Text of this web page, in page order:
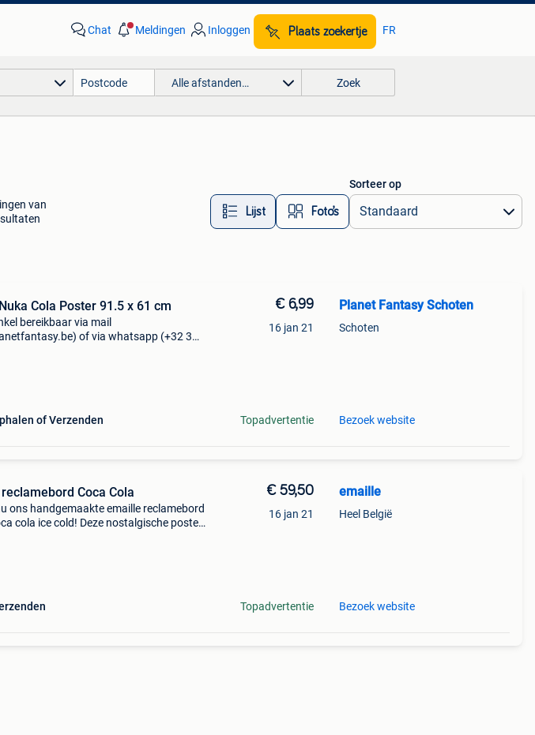
Chat Meldingen Inloggen Plaats zoekertje FR
Alle afstanden… Zoek
van
Lijst Foto’s
Sorteer op
Cola Poster 91.5 x 61 cm
bereikbaar via mail
of via whatsapp (+32 3
of Verzenden
€ 6,99
16 jan 21
Topadvertentie
Planet Fantasy Schoten
Schoten
Bezoek website
Coca Cola
ons handgemaakte emaille reclamebord
cola ice cold! Deze nostalgische poster
€ 59,50
16 jan 21
Topadvertentie
emaille
Heel België
Bezoek website